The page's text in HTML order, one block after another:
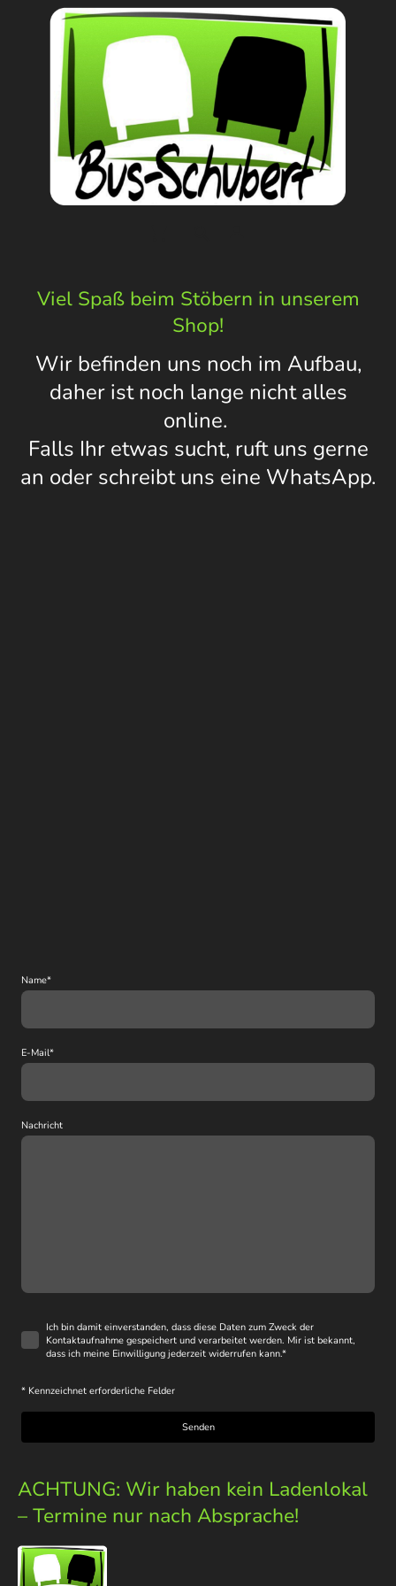
Viel Spaß beim Stöbern in unserem
Shop!
Wir befinden uns noch im Aufbau,
daher ist noch lange nicht alles
online.
Falls Ihr etwas sucht, ruft uns gerne
an oder schreibt uns eine WhatsApp.
Name*
E-Mail*
Nachricht
Ich bin damit einverstanden, dass diese Daten zum Zweck der
Kontaktaufnahme gespeichert und verarbeitet werden. Mir ist bekannt,
dass ich meine Einwilligung jederzeit widerrufen kann.*
* Kennzeichnet erforderliche Felder
Senden
ACHTUNG: Wir haben kein Ladenlokal
– Termine nur nach Absprache!